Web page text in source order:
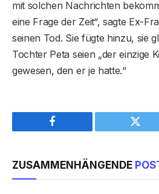
mit solchen Nachrichten
eine Frage der Zeit“, sagte Ex-
seinen Tod. Sie fügte hinzu, sie
Tochter Peta seien „der einzige
gewesen, den er je hatte.“
Facebook
ZUSAMMENHÄNGENDE